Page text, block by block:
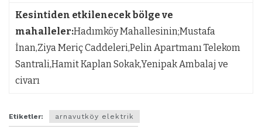
Kesintiden etkilenecek bölge ve
mahalleler:Hadımköy Mahallesinin;Mustafa
İnan,Ziya Meriç Caddeleri,Pelin Apartmanı Telekom
Santrali,Hamit Kaplan Sokak,Yenipak Ambalaj ve
civarı
Etiketler:
arnavutköy elektrik